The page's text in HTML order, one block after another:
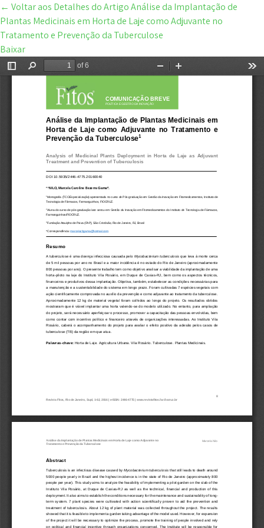
← Voltar aos Detalhes do ArtigoAnálise da Implantação de
Plantas Medicinais em Horta de Laje como Adjuvante no
Tratamento e Prevenção da Tuberculose
Baixar